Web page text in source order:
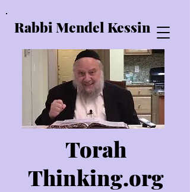
Rabbi Mendel Kessin
Torah
Thinking.org